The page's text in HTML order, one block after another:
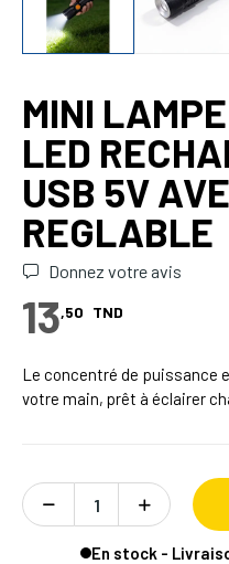
MINI
LED
USB 5V
REGLABLE
Donnez votre avis
13,50 TND
Le concentré de puissance
votre main, prêt à éclairer
En stock -